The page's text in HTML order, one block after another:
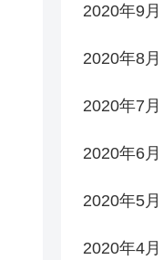
2020年9月
2020年8月
2020年7月
2020年6月
2020年5月
2020年4月